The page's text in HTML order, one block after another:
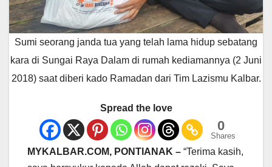
Sumi seorang janda tua yang telah lama hidup sebatang
kara di Sungai Raya Dalam di rumah kediamannya (2 Juni
2018) saat diberi kado Ramadan dari Tim Lazismu Kalbar.
Spread the love
0
Shares
MYKALBAR.COM, PONTIANAK – “Terima kasih,